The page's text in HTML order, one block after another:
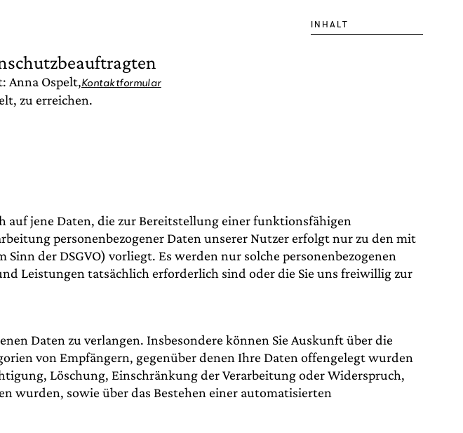
INHALT
Anna Ospelt,Kontaktformular
zu erreichen.
auf jene Daten, die zur Bereitstellung einer funktionsfähigen
personenbezogener Daten unserer Nutzer erfolgt nur zu den mit
der DSGVO) vorliegt. Es werden nur solche personenbezogenen
Leistungen tatsächlich erforderlich sind oder die Sie uns freiwillig zur
Daten zu verlangen. Insbesondere können Sie Auskunft über die
von Empfängern, gegenüber denen Ihre Daten offengelegt wurden
Löschung, Einschränkung der Verarbeitung oder Widerspruch,
wurden, sowie über das Bestehen einer automatisierten